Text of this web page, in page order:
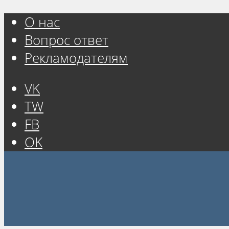
О нас
Вопрос ответ
Рекламодателям
VK
TW
FB
OK